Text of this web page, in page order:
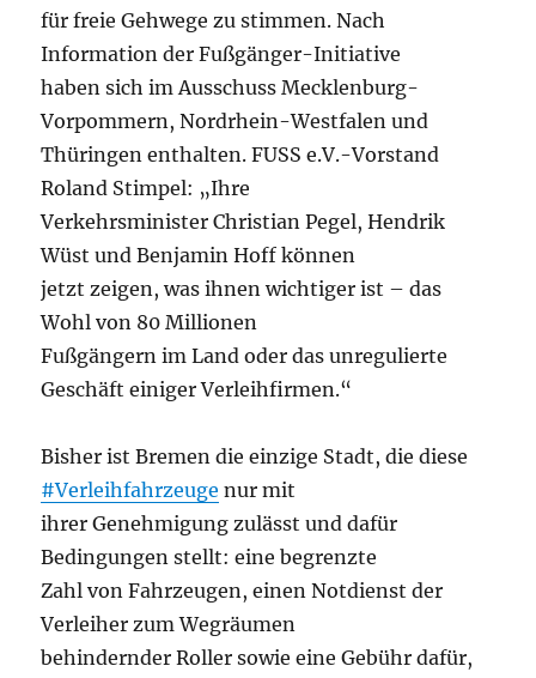
für freie Gehwege zu stimmen. Nach
Information der Fußgänger-Initiative
haben sich im Ausschuss Mecklenburg-
Vorpommern, Nordrhein-Westfalen und
Thüringen enthalten. FUSS e.V.-Vorstand
Roland Stimpel: „Ihre
Verkehrsminister Christian Pegel, Hendrik
Wüst und Benjamin Hoff können
jetzt zeigen, was ihnen wichtiger ist – das
Wohl von 80 Millionen
Fußgängern im Land oder das unregulierte
Geschäft einiger Verleihfirmen.“
Bisher ist Bremen die einzige Stadt, die diese
#Verleihfahrzeuge nur mit
ihrer Genehmigung zulässt und dafür
Bedingungen stellt: eine begrenzte
Zahl von Fahrzeugen, einen Notdienst der
Verleiher zum Wegräumen
behindernder Roller sowie eine Gebühr dafür,